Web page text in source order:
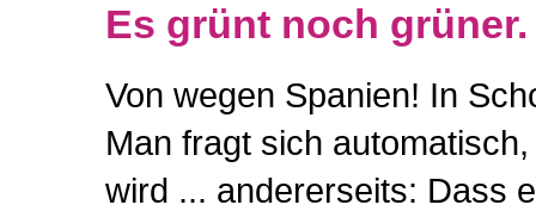
Es grünt noch grüner.
Von wegen Spanien! In
Man fragt sich
wird ... andererseits: Dass